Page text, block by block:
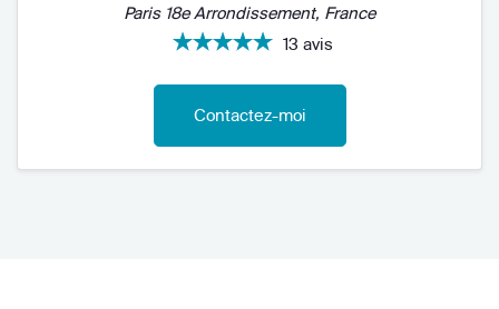
Paris 18e Arrondissement, France
13 avis
Contactez-moi